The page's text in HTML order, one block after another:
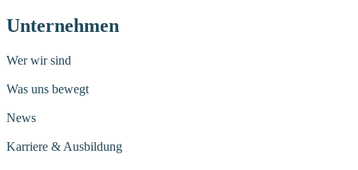
Unternehmen
Wer wir sind
Was uns bewegt
News
Karriere & Ausbildung